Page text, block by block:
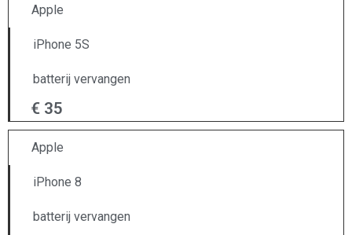
Apple
iPhone 5S
batterij vervangen
€ 35
Apple
iPhone 8
batterij vervangen